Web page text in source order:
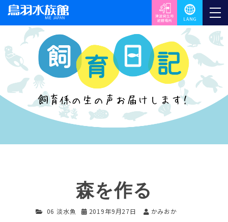
森を作る
06 淡水魚 2019年9月27日 かみおか